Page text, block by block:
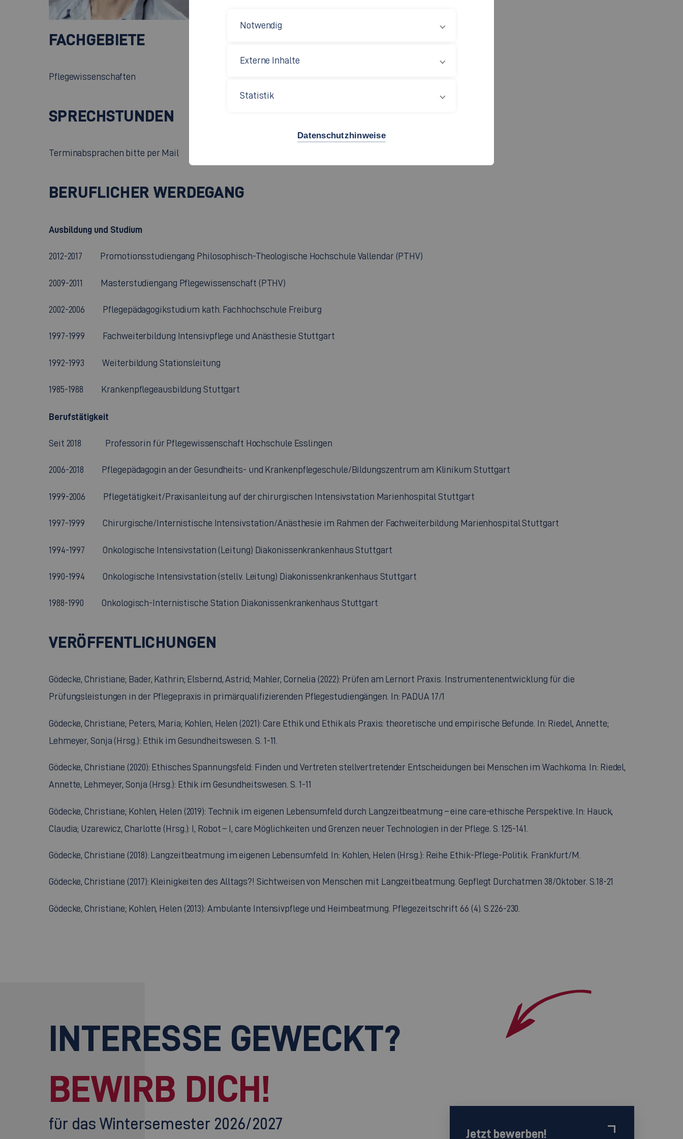
FACHGEBIETE
Pflegewissenschaften
SPRECHSTUNDEN
Terminabsprachen bitte per Mail
BERUFLICHER WERDEGANG
Ausbildung und Studium
2012-2017 Promotionsstudiengang Philosophisch-Theologische Hochschule Vallendar (PTHV)
2009-2011 Masterstudiengang Pflegewissenschaft (PTHV)
2002-2006 Pflegepädagogikstudium kath. Fachhochschule Freiburg
1997-1999 Fachweiterbildung Intensivpflege und Anästhesie Stuttgart
1992-1993 Weiterbildung Stationsleitung
1985-1988 Krankenpflegeausbildung Stuttgart
Berufstätigkeit
Seit 2018 Professorin für Pflegewissenschaft Hochschule Esslingen
2006-2018 Pflegepädagogin an der Gesundheits- und Krankenpflegeschule/Bildungszentrum am Klinikum Stuttgart
1999-2006 Pflegetätigkeit/Praxisanleitung auf der chirurgischen Intensivstation Marienhospital Stuttgart
1997-1999 Chirurgische/Internistische Intensivstation/Anästhesie im Rahmen der Fachweiterbildung Marienhospital Stuttgart
1994-1997 Onkologische Intensivstation (Leitung) Diakonissenkrankenhaus Stuttgart
1990-1994 Onkologische Intensivstation (stellv. Leitung) Diakonissenkrankenhaus Stuttgart
1988-1990 Onkologisch-Internistische Station Diakonissenkrankenhaus Stuttgart
VERÖFFENTLICHUNGEN
Gödecke, Christiane; Bader, Kathrin; Elsbernd, Astrid; Mahler, Cornelia (2022): Prüfen am Lernort Praxis. Instrumentenentwicklung für die
Prüfungsleistungen in der Pflegepraxis in primärqualifizierenden Pflegestudiengängen. In: PADUA 17/1
Gödecke, Christiane; Peters, Maria; Kohlen, Helen (2021): Care Ethik und Ethik als Praxis: theoretische und empirische Befunde. In: Riedel, Annette;
Lehmeyer, Sonja (Hrsg.): Ethik im Gesundheitswesen. S. 1-11.
Gödecke, Christiane (2020): Ethisches Spannungsfeld: Finden und Vertreten stellvertretender Entscheidungen bei Menschen im Wachkoma. In: Riedel,
Annette, Lehmeyer, Sonja (Hrsg.): Ethik im Gesundheitswesen. S. 1-11
Gödecke, Christiane; Kohlen, Helen (2019): Technik im eigenen Lebensumfeld durch Langzeitbeatmung – eine care-ethische Perspektive. In: Hauck,
Claudia; Uzarewicz, Charlotte (Hrsg.): I, Robot – I, care Möglichkeiten und Grenzen neuer Technologien in der Pflege. S. 125-141.
Gödecke, Christiane (2018): Langzeitbeatmung im eigenen Lebensumfeld. In: Kohlen, Helen (Hrsg.): Reihe Ethik-Pflege-Politik. Frankfurt/M.
Gödecke, Christiane (2017): Kleinigkeiten des Alltags?! Sichtweisen von Menschen mit Langzeitbeatmung. Gepflegt Durchatmen 38/Oktober. S.18-21
Gödecke, Christiane; Kohlen, Helen (2013): Ambulante Intensivpflege und Heimbeatmung. Pflegezeitschrift 66 (4). S.226-230.
INTERESSE GEWECKT?
BEWIRB DICH!
für das Wintersemester 2026/2027
Jetzt bewerben!
Notwendig
Externe Inhalte
Statistik
Datenschutzhinweise